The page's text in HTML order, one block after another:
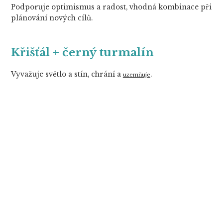
Podporuje optimismus a radost, vhodná kombinace při
plánování nových cílů.
Křišťál + černý turmalín
Vyvažuje světlo a stín, chrání a uzemňuje.